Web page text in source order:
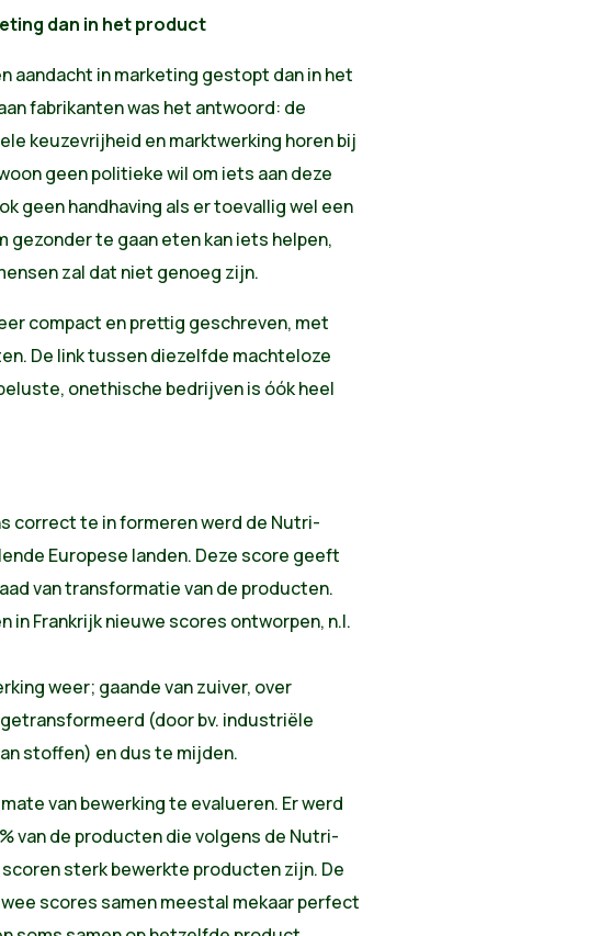
dan in het product
aandacht in marketing gestopt dan in het
fabrikanten was het antwoord: de
keuzevrijheid en marktwerking horen bij
geen politieke wil om iets aan deze
geen handhaving als er toevallig wel een
gezonder te gaan eten kan iets helpen,
zal dat niet genoeg zijn.
compact en prettig geschreven, met
De link tussen diezelfde machteloze
onethische bedrijven is óók heel
correct te in formeren werd de Nutri-
Europese landen. Deze score geeft
van transformatie van de producten.
in Frankrijk nieuwe scores ontworpen, n.l.
weer; gaande van zuiver, over
(door bv. industriële
stoffen) en dus te mijden.
van bewerking te evalueren. Er werd
van de producten die volgens de Nutri-
sterk bewerkte producten zijn. De
scores samen meestal mekaar perfect